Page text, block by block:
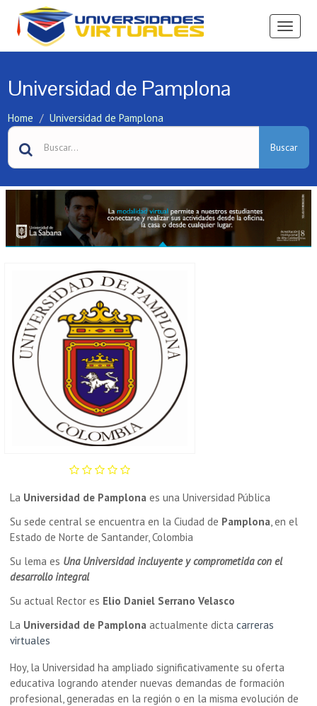
Ver
Universidad de Pamplona
Home Universidad de Pamplona
Buscar
La Universidad de Pamplona es una Universidad Pública
Su sede central se encuentra en la Ciudad de Pamplona, en el
Estado de Norte de Santander, Colombia
Su lema es Una Universidad incluyente y comprometida con el
desarrollo integral
Su actual Rector es Elio Daniel Serrano Velasco
La Universidad de Pamplona actualmente dicta carreras
virtuales
Hoy, la Universidad ha ampliado significativamente su oferta
educativa logrando atender nuevas demandas de formación
profesional, generadas en la región o en la misma evolución de